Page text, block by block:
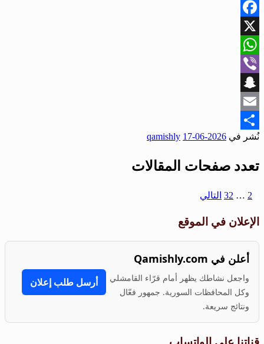
Facebook
X
WhatsApp
Viber
Snapchat
Email
Share
نُشر في 2026-06-17
qamishly
تعدد صفحات المقالات
2
…
32 التالي
الإعلان في الموقع
أعلن في Qamishly.com
واجعل نشاطك يظهر أمام قرّاء القامشلي
وكل المحافظات السورية. جمهور فعّال
ونتائج سريعة.
أرسل طلب إعلان